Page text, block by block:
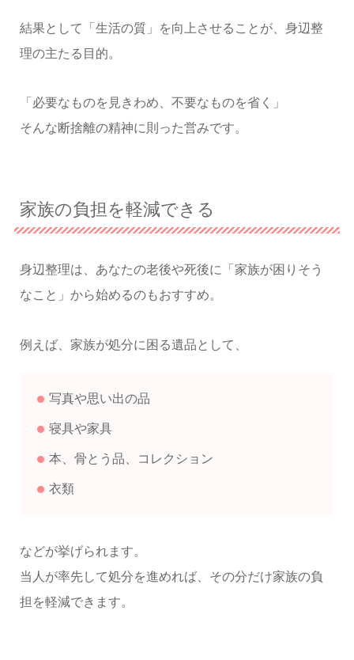
結果として「生活の質」を向上させることが、身辺整
理の主たる目的。
「必要なものを見きわめ、不要なものを省く」
そんな断捨離の精神に則った営みです。
家族の負担を軽減できる
身辺整理は、あなたの老後や死後に「家族が困りそう
なこと」から始めるのもおすすめ。
例えば、家族が処分に困る遺品として、
写真や思い出の品
寝具や家具
本、骨とう品、コレクション
衣類
などが挙げられます。
当人が率先して処分を進めれば、その分だけ家族の負
担を軽減できます。